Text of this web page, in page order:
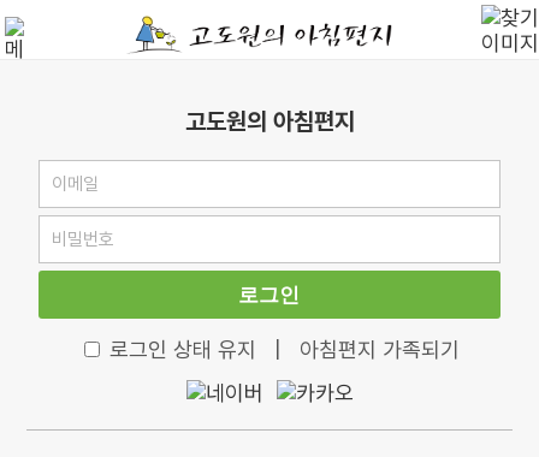
고도원의 아침편지
로그인
로그인 상태 유지 아침편지 가족되기